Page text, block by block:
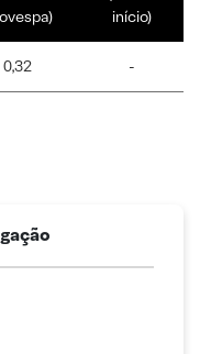
início)
0,32 -